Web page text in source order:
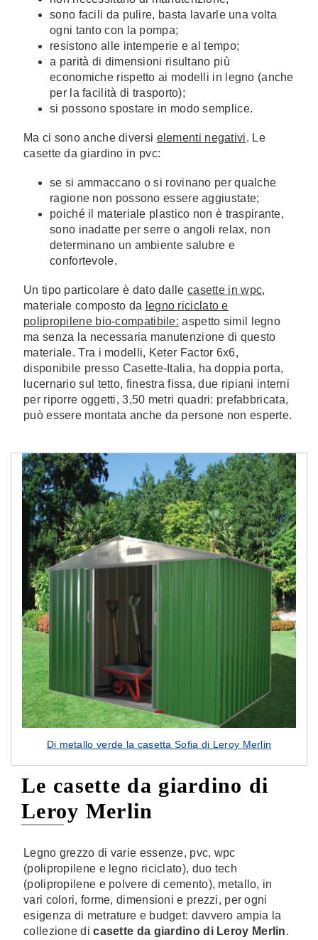
sono facili da pulire, basta lavarle una volta
ogni tanto con la pompa;
resistono alle intemperie e al tempo;
a parità di dimensioni risultano più
economiche rispetto ai modelli in legno (anche
per la facilità di trasporto);
si possono spostare in modo semplice.
Ma ci sono anche diversi elementi negativi. Le
casette da giardino in pvc:
se si ammaccano o si rovinano per qualche
ragione non possono essere aggiustate;
poiché il materiale plastico non è traspirante,
sono inadatte per serre o angoli relax, non
determinano un ambiente salubre e
confortevole.
Un tipo particolare è dato dalle casette in wpc,
materiale composto da legno riciclato e
polipropilene bio-compatibile: aspetto simil legno
ma senza la necessaria manutenzione di questo
materiale. Tra i modelli, Keter Factor 6x6,
disponibile presso Casette-Italia, ha doppia porta,
lucernario sul tetto, finestra fissa, due ripiani interni
per riporre oggetti, 3,50 metri quadri: prefabbricata,
può essere montata anche da persone non esperte.
Di metallo verde la casetta Sofia di Leroy Merlin
Le casette da giardino di
Leroy Merlin
Legno grezzo di varie essenze, pvc, wpc
(polipropilene e legno riciclato), duo tech
(polipropilene e polvere di cemento), metallo, in
vari colori, forme, dimensioni e prezzi, per ogni
esigenza di metrature e budget: davvero ampia la
collezione dicasette da giardino di Leroy Merlin.